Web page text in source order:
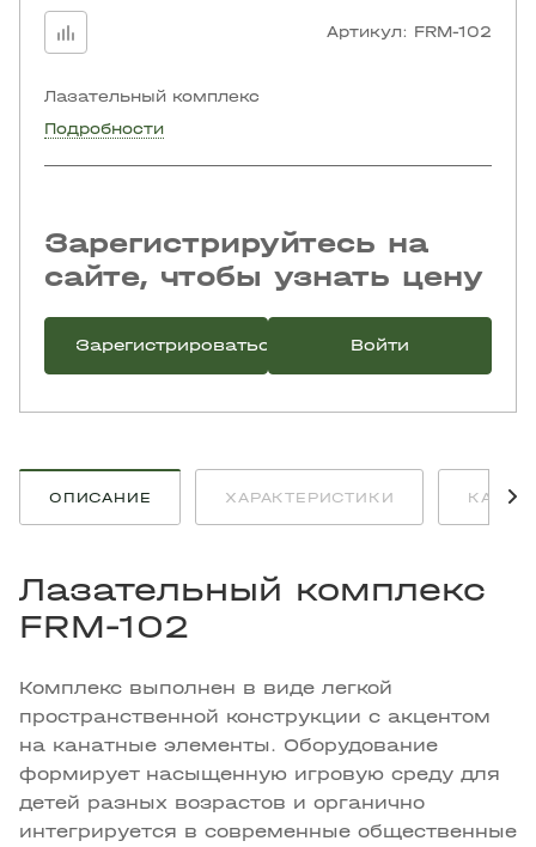
Артикул: FRM-102
Лазательный комплекс
Подробности
Зарегистрируйтесь на
сайте, чтобы узнать цену
Зарегистрироваться Войти
ОПИСАНИЕ ХАРАКТЕРИСТИКИ КАК
Лазательный комплекс
FRM-102
Комплекс выполнен в виде легкой
пространственной конструкции с акцентом
на канатные элементы. Оборудование
формирует насыщенную игровую среду для
детей разных возрастов и органично
интегрируется в современные общественные